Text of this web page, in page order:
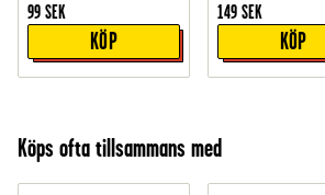
99 SEK
KÖP
149 SEK
KÖP
Köps ofta tillsammans med